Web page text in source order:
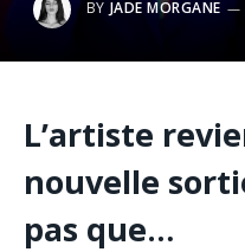
BY JADE MORGANE
L’artiste
nouvelle
pas que…